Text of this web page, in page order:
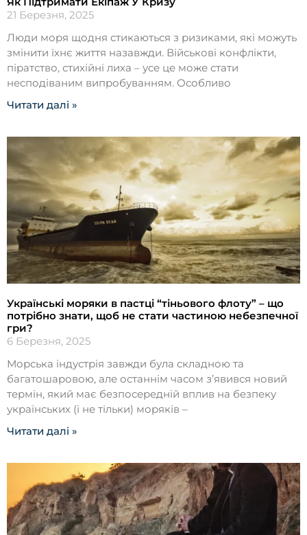
21 Березня, 2025
Люди моря щодня стикаються з ризиками, які можуть
змінити їхнє життя назавжди. Військові конфлікти,
піратство, стихійні лиха – усе це може стати
несподіваним випробуванням. Особливо
Читати далі »
Українські моряки в пастці “тіньового флоту” – що
потрібно знати, щоб не стати частиною небезпечної
гри?
6 Березня, 2025
Морська індустрія завжди була складною та
багатошаровою, але останнім часом з’явився новий
термін, який має безпосередній вплив на безпеку
українських (і не тільки) моряків –
Читати далі »